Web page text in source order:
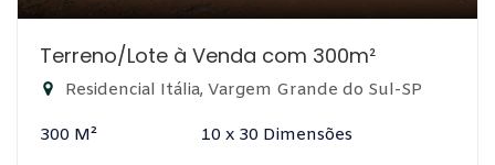
Terreno/Lote à Venda com 300m²
Residencial Itália, Vargem Grande do Sul-SP
300 M² 10 x 30 Dimensões